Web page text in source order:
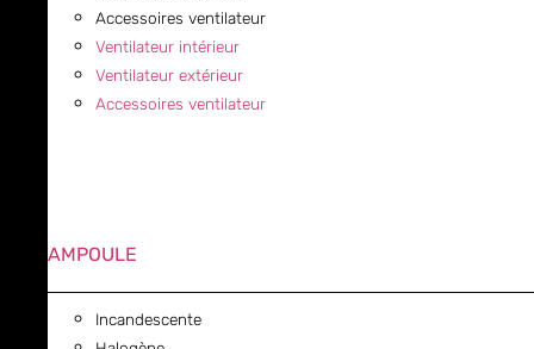
Accessoires ventilateur
Ventilateur intérieur
Ventilateur extérieur
Accessoires ventilateur
AMPOULE
Incandescente